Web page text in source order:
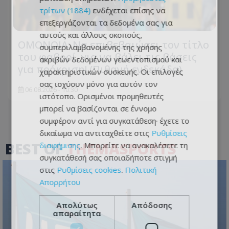
ΟΜΟΝΟΙΑ: Να επιβεβαιώσει τον τίτλο
του φαβορί, για να βάλει τις βάσεις
για πρόκριση! (Πιθανή ενδεκάδα)
06.08.2026 - 10:30
BEST OFTHEMASPORTS
τρίτων (1884) ενδέχεται επίσης να
επεξεργάζονται τα δεδομένα σας για
αυτούς και άλλους σκοπούς,
συμπεριλαμβανομένης της χρήσης
ακριβών δεδομένων γεωεντοπισμού και
χαρακτηριστικών συσκευής. Οι επιλογές
σας ισχύουν μόνο για αυτόν τον
ιστότοπο. Ορισμένοι προμηθευτές
μπορεί να βασίζονται σε έννομο
συμφέρον αντί για συγκατάθεση· έχετε το
δικαίωμα να αντιταχθείτε στις Ρυθμίσεις
διαφήμισης. Μπορείτε να ανακαλέσετε τη
συγκατάθεσή σας οποιαδήποτε στιγμή
στις Ρυθμίσεις cookies. Πολιτική
Απορρήτου
Απολύτως
απαραίτητα
Απόδοσης